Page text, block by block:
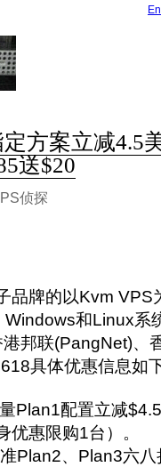
方案立减4.5
送$20
侦探
品牌的以Kvm VPS
和Linux系
邦联(PangNet)、
具体优惠信息如
Plan1配置立减
优惠限购1台）。
Plan2、Plan3六